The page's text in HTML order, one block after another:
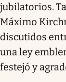
jubilatorios.
Máximo
discutidos
una ley
festejó y